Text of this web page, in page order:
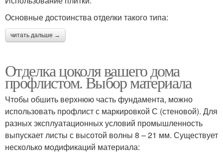
Основные достоинства отделки такого типа:
читать дальше →
Отделка цоколя вашего дома
профлистом. Выбор материала
Чтобы обшить верхнюю часть фундамента, можно
использовать профлист с маркировкой С (стеновой). Для
разных эксплуатационных условий промышленность
выпускает листы с высотой волны 8 – 21 мм. Существует
несколько модификаций материала: